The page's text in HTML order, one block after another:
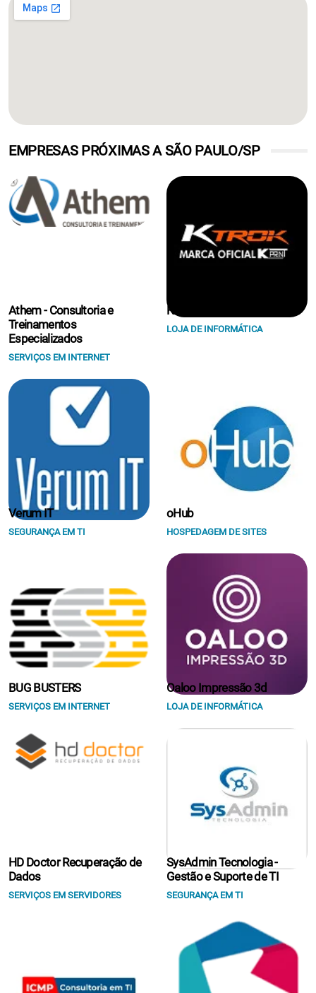
EMPRESAS PRÓXIMAS A SÃO PAULO/SP
Athem - Consultoria e
Treinamentos
Especializados
SERVIÇOS EM INTERNET
K Print Suprimentos Eireli.
LOJA DE INFORMÁTICA
Verum IT
SEGURANÇA EM TI
oHub
HOSPEDAGEM DE SITES
BUG BUSTERS
SERVIÇOS EM INTERNET
Oaloo Impressão 3d
LOJA DE INFORMÁTICA
HD Doctor Recuperação de
Dados
SERVIÇOS EM SERVIDORES
SysAdmin Tecnologia -
Gestão e Suporte de TI
SEGURANÇA EM TI